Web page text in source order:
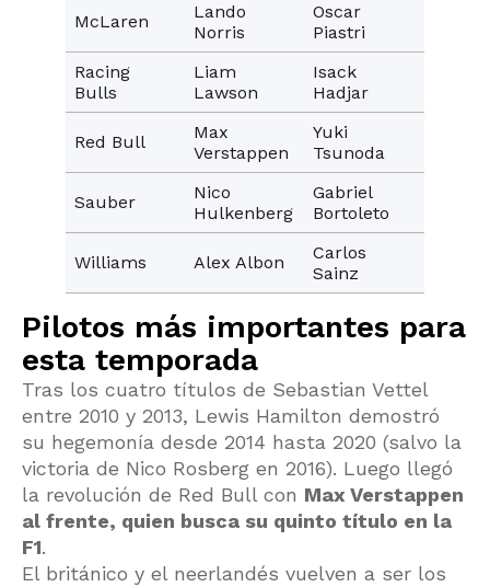
McLaren
Lando
Norris
Oscar
Piastri
Racing
Bulls
Liam
Lawson
Isack
Hadjar
Red Bull
Max
Verstappen
Yuki
Tsunoda
Sauber
Nico
Hulkenberg
Gabriel
Bortoleto
Williams Alex Albon
Carlos
Sainz
Pilotos más importantes para
esta temporada
Tras los cuatro títulos de Sebastian Vettel
entre 2010 y 2013, Lewis Hamilton demostró
su hegemonía desde 2014 hasta 2020 (salvo la
victoria de Nico Rosberg en 2016). Luego llegó
la revolución de Red Bull con Max Verstappen
al frente, quien busca su quinto título en la
F1.
El británico y el neerlandés vuelven a ser los